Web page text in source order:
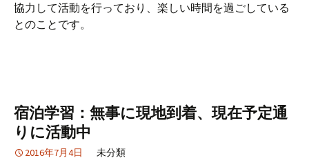
協力して活動を行っており、楽しい時間を過ごしている
とのことです。
宿泊学習：無事に現地到着、現在予定通
りに活動中
2016年7月4日 未分類